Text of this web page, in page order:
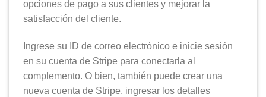
opciones de pago a sus clientes y mejorar la
satisfacción del cliente.
Ingrese su ID de correo electrónico e inicie sesión
en su cuenta de Stripe para conectarla al
complemento. O bien, también puede crear una
nueva cuenta de Stripe, ingresar los detalles